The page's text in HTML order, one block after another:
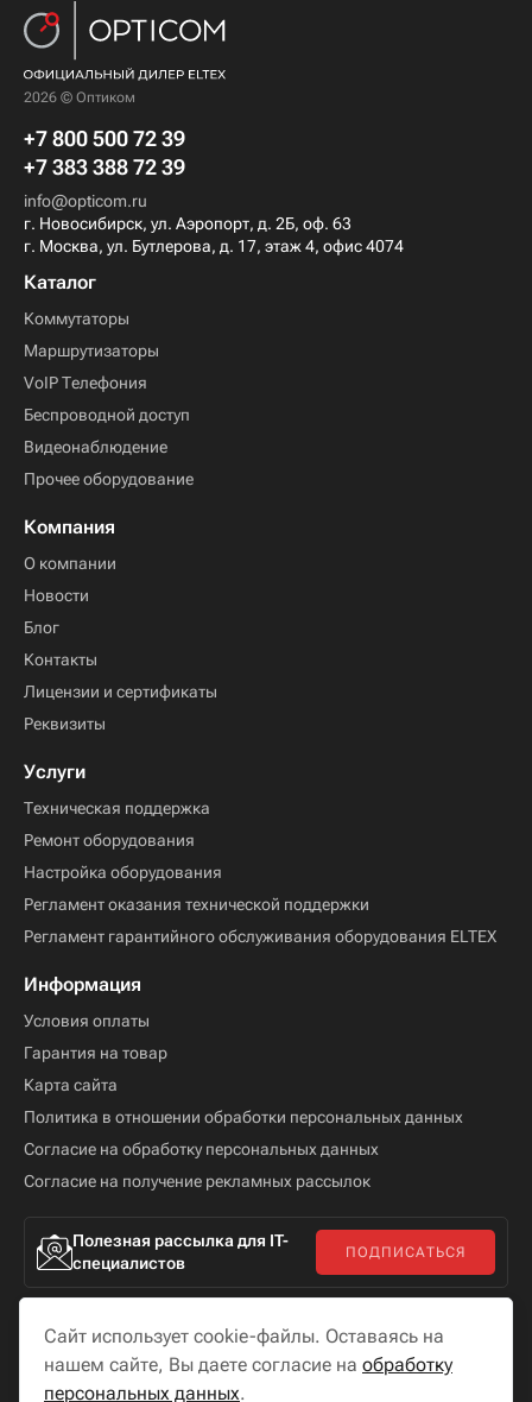
2026 © Оптиком
+7 800 500 72 39
+7 383 388 72 39
info@opticom.ru
г. Новосибирск, ул. Аэропорт, д. 2Б, оф. 63
г. Москва, ул. Бутлерова, д. 17, этаж 4, офис 4074
Каталог
Коммутаторы
Маршрутизаторы
VoIP Телефония
Беспроводной доступ
Видеонаблюдение
Прочее оборудование
Компания
О компании
Новости
Блог
Контакты
Лицензии и сертификаты
Реквизиты
Услуги
Техническая поддержка
Ремонт оборудования
Настройка оборудования
Регламент оказания технической поддержки
Регламент гарантийного обслуживания оборудования ELTEX
Информация
Условия оплаты
Гарантия на товар
Карта сайта
Политика в отношении обработки персональных данных
Согласие на обработку персональных данных
Согласие на получение рекламных рассылок
Полезная рассылка для IT-
специалистов
ПОДПИСАТЬСЯ
Сайт использует cookie-файлы. Оставаясь на
нашем сайте, Вы даете согласие на обработку
персональных данных.